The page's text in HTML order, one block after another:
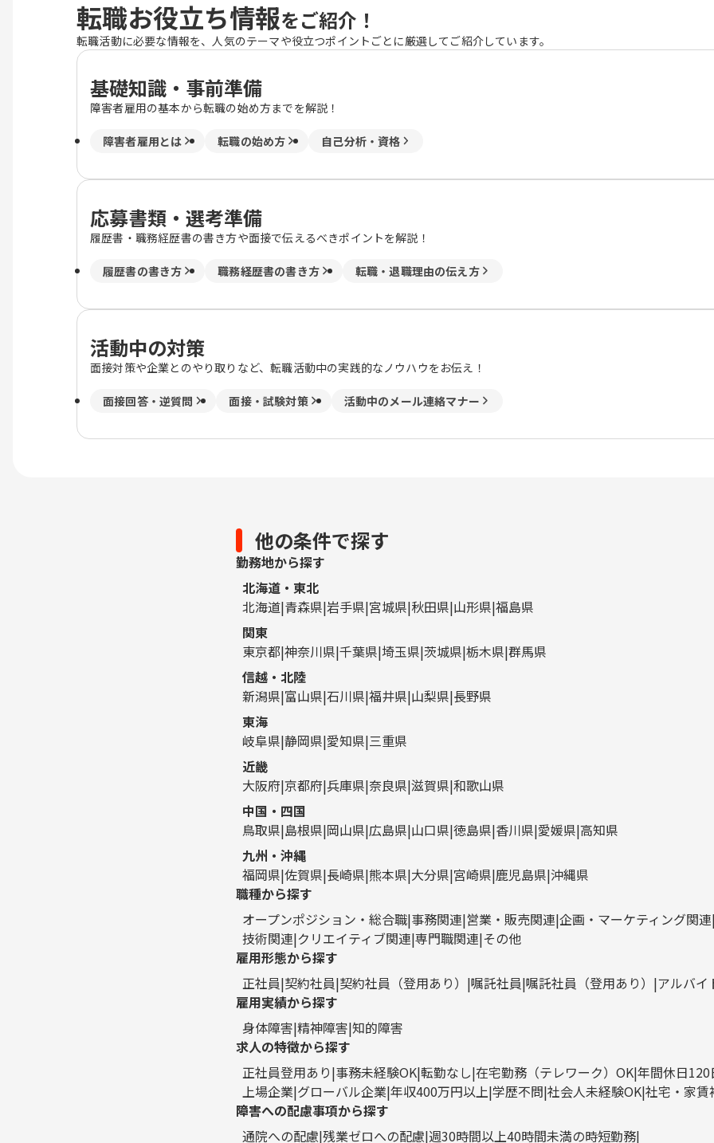
転職お役立ち情報をご紹介！
転職活動に必要な情報を、人気のテーマや役立つポイントごとに厳選してご紹介しています。
基礎知識・事前準備
障害者雇用の基本から転職の始め方までを解説！
障害者雇用とは 転職の始め方 自己分析・資格
応募書類・選考準備
履歴書・職務経歴書の書き方や面接で伝えるべきポイントを解説！
履歴書の書き方 職務経歴書の書き方 転職・退職理由の伝え方
活動中の対策
面接対策や企業とのやり取りなど、転職活動中の実践的なノウハウをお伝え！
面接回答・逆質問 面接・試験対策 活動中のメール連絡マナー
他の条件で探す
勤務地から探す
北海道・東北
北海道 青森県 岩手県 宮城県 秋田県 山形県 福島県
関東
東京都 神奈川県 千葉県 埼玉県 茨城県 栃木県 群馬県
信越・北陸
新潟県 富山県 石川県 福井県 山梨県 長野県
東海
岐阜県 静岡県 愛知県 三重県
近畿
大阪府 京都府 兵庫県 奈良県 滋賀県 和歌山県
中国・四国
鳥取県 島根県 岡山県 広島県 山口県 徳島県 香川県 愛媛県 高知県
九州・沖縄
福岡県 佐賀県 長崎県 熊本県 大分県 宮崎県 鹿児島県 沖縄県
職種から探す
オープンポジション・総合職 事務関連 営業・販売関連 企画・マーケティング関連
技術関連 クリエイティブ関連 専門職関連 その他
雇用形態から探す
正社員 契約社員 契約社員（登用あり） 嘱託社員 嘱託社員（登用あり）
アルバイ
雇用実績から探す
身体障害 精神障害 知的障害
求人の特徴から探す
正社員登用あり 事務未経験OK 転勤なし 在宅勤務（テレワーク）OK 年間休日120
上場企業 グローバル企業 年収400万円以上 学歴不問 社会人未経験OK 社宅・家賃
障害への配慮事項から探す
通院への配慮 残業ゼロへの配慮 週30時間以上40時間未満の時短勤務